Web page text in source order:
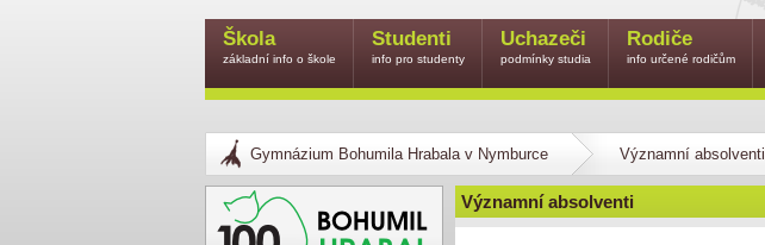
Gymnázium Bohumila Hrabala v Nymburce Významní absolventi
Významní absolventi
Škola
základní info o škole
Studenti
info pro studenty
Uchazeči
podmínky studia
Rodiče
info určené rodičům